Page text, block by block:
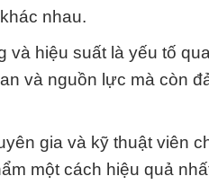
nhau.
và hiệu suất là yếu tố
và nguồn lực mà còn
gia và kỹ thuật viên
một cách hiệu quả